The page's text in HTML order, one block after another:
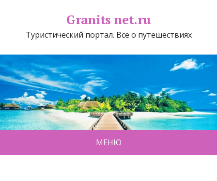
Granits net.ru
Туристический портал. Все о путешествиях
МЕНЮ